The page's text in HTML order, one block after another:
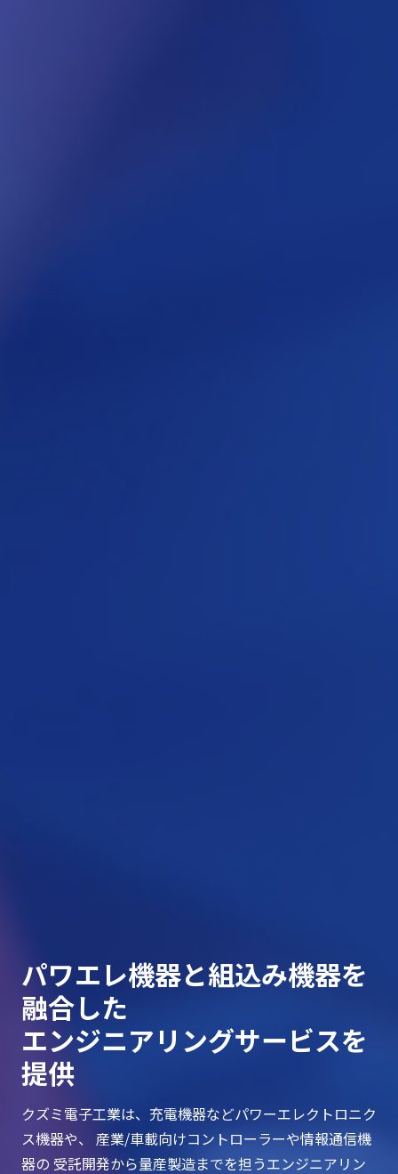
パワエレ機器と組込み機器を
融合した
エンジニアリングサービスを
提供
クズミ電子工業は、充電機器などパワーエレクトロニク
ス機器や、 産業/車載向けコントローラーや情報通信機
器の 受託開発から量産製造までを担うエンジニアリン